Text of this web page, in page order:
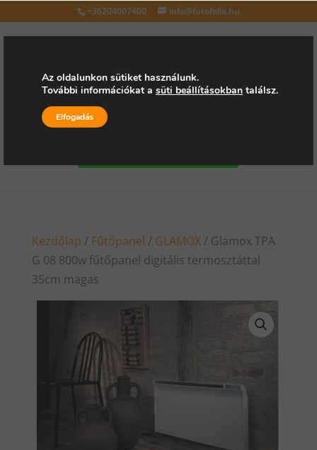
+36204007400 info@futofolia.hu
Válasszon oldalt
Kezdőlap / Fűtőpanel / GLAMOX/ Glamox TPA
G 08 800w fűtőpanel digitális termosztáttal
35cm magas
Az oldalunkon sütiket használunk.
További információkat a süti beállításokban találsz.
Elfogadás